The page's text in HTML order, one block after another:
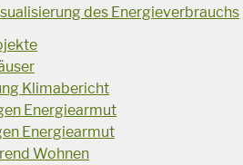
des Energieverbrauchs
Klimabericht
Energiearmut
Energiearmut
Wohnen